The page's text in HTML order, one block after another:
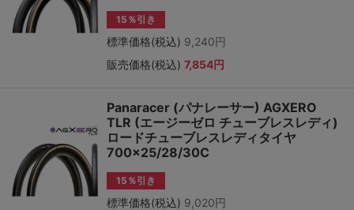
15％引き
標準価格(税込) 9,240円
販売価格(税込) 7,854円
Panaracer (パナレーサー) AGXERO
TLR (エージーゼロ チューブレスレディ)
ロードチューブレスレディタイヤ
700×25/28/30C
15％引き
標準価格(税込) 9,020円